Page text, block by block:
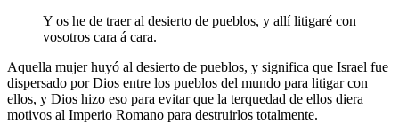
Y os he de traer al desierto de pueblos, y allí litigaré con
vosotros cara á cara.
Aquella mujer huyó al desierto de pueblos, y significa que Israel fue
dispersado por Dios entre los pueblos del mundo para litigar con
ellos, y Dios hizo eso para evitar que la terquedad de ellos diera
motivos al Imperio Romano para destruirlos totalmente.